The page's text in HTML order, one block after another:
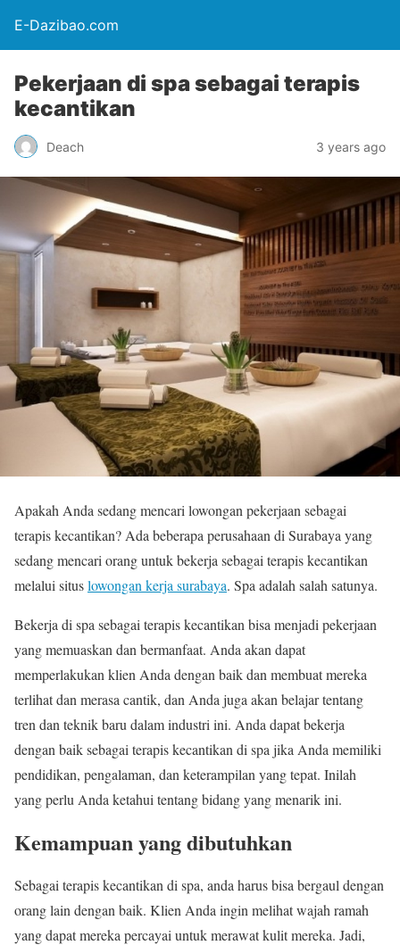
E-Dazibao.com
Pekerjaan di spa sebagai terapis
kecantikan
Deach 3 years ago
Apakah Anda sedang mencari lowongan pekerjaan sebagai
terapis kecantikan? Ada beberapa perusahaan di Surabaya yang
sedang mencari orang untuk bekerja sebagai terapis kecantikan
melalui situslowongan kerja surabaya. Spa adalah salah satunya.
Bekerja di spa sebagai terapis kecantikan bisa menjadi pekerjaan
yang memuaskan dan bermanfaat. Anda akan dapat
memperlakukan klien Anda dengan baik dan membuat mereka
terlihat dan merasa cantik, dan Anda juga akan belajar tentang
tren dan teknik baru dalam industri ini. Anda dapat bekerja
dengan baik sebagai terapis kecantikan di spa jika Anda memiliki
pendidikan, pengalaman, dan keterampilan yang tepat. Inilah
yang perlu Anda ketahui tentang bidang yang menarik ini.
Kemampuan yang dibutuhkan
Sebagai terapis kecantikan di spa, anda harus bisa bergaul dengan
orang lain dengan baik. Klien Anda ingin melihat wajah ramah
yang dapat mereka percayai untuk merawat kulit mereka. Jadi,